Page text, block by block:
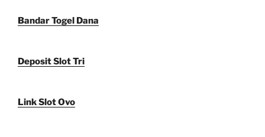
Bandar Togel Dana
Deposit Slot Tri
Link Slot Ovo